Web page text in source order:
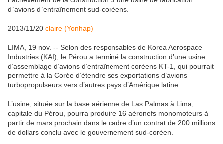
d`avions d`entraînement sud-coréens.
2013/11/20 claire (Yonhap)
LIMA, 19 nov. -- Selon des responsables de Korea Aerospace
Industries (KAI), le Pérou a terminé la construction d’une usine
d’assemblage d’avions d’entraînement coréens KT-1, qui pourrait
permettre à la Corée d’étendre ses exportations d’avions
turbopropulseurs vers d’autres pays d’Amérique latine.
L’usine, située sur la base aérienne de Las Palmas à Lima,
capitale du Pérou, pourra produire 16 aéronefs monomoteurs à
partir de mars prochain dans le cadre d’un contrat de 200 millions
de dollars conclu avec le gouvernement sud-coréen.